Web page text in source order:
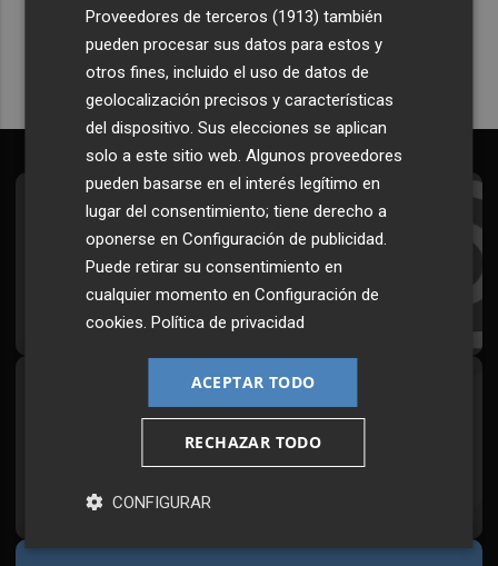
Quiero suscribirme
Suscríbete al Boletín
Todos los días a primera hora en tu email
¡Quiero suscribirme!
Síguenos en redes
Plaza Podcast, desde cualquier medio
Proveedores de terceros (1913) también
pueden procesar sus datos para estos y
otros fines, incluido el uso de datos de
geolocalización precisos y características
del dispositivo. Sus elecciones se aplican
solo a este sitio web. Algunos proveedores
pueden basarse en el interés legítimo en
lugar del consentimiento; tiene derecho a
oponerse enConfiguración de publicidad
Puede retirar su consentimiento en
cualquier momento enConfiguración de
cookies .Política de privacidad
ACEPTAR TODO
RECHAZAR TODO
CONFIGURAR